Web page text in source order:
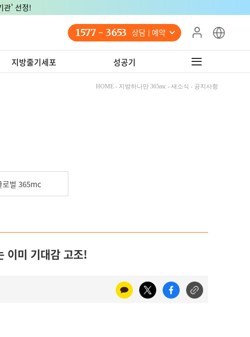
관' 선정!
1577 - 3653 상담 예약
지방줄기세포 성공기
HOME - 지방하나만 365mc - 새소식 - 공지사항
로벌 365mc
이미 기대감 고조!